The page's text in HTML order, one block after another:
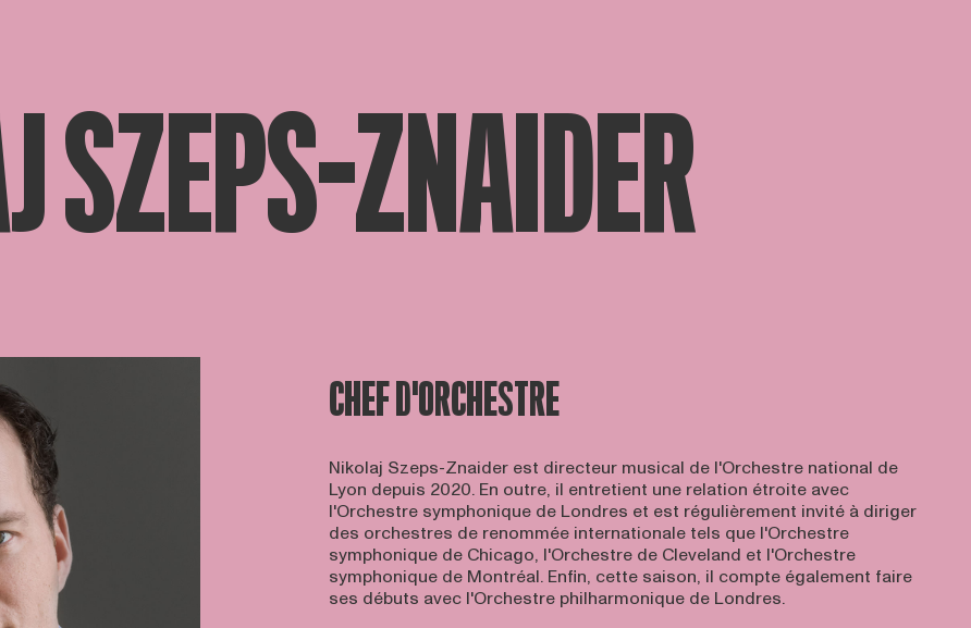
SZEPS-ZNAIDER
CHEF D'ORCHESTRE
Nikolaj Szeps-Znaider est directeur musical de l'Orchestre national de
Lyon depuis 2020. En outre, il entretient une relation étroite avec
l'Orchestre symphonique de Londres et est régulièrement invité à diriger
des orchestres de renommée internationale tels que l'Orchestre
symphonique de Chicago, l'Orchestre de Cleveland et l'Orchestre
symphonique de Montréal. Enfin, cette saison, il compte également faire
ses débuts avec l'Orchestre philharmonique de Londres.